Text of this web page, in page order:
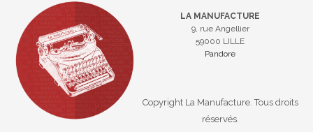
LA MANUFACTURE
9, rue Angellier
59000 LILLE
Pandore
Copyright La Manufacture. Tous droits
réservés.